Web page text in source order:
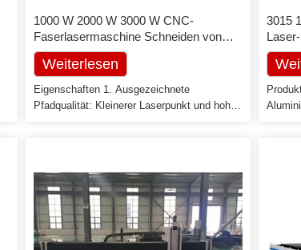
1000 W 2000 W 3000 W CNC-
Faserlasermaschine Schneiden von
Edelstahl, Baustahl, Aluminium
Weiterlesen
Eigenschaften 1. Ausgezeichnete
Pfadqualität: Kleinerer Laserpunkt und hohe
Leistung.3. Stabiler Betrieb: Top-Weltimport-
Faserlaser, stabile Leistung, Schlüsselteile
können 100.000 Stunden erreichen;4. Hoher
Wirkungsgrad für photoelektrische
3015